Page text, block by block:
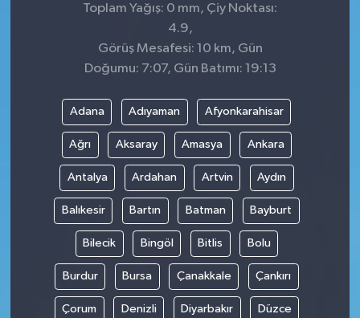
Toplam Yağış: 0 mm, Çiy Noktası:
4.9,
Görüş Mesafesi: 10 km, Gün
Doğumu: 7:07, Gün Batımı: 19:13
Adana Adıyaman Afyonkarahisar
Ağrı Aksaray Amasya Ankara
Antalya Ardahan Artvin Aydın
Balıkesir Bartın Batman Bayburt
Bilecik Bingöl Bitlis Bolu
Burdur Bursa Çanakkale Çankırı
Çorum Denizli Diyarbakır Düzce